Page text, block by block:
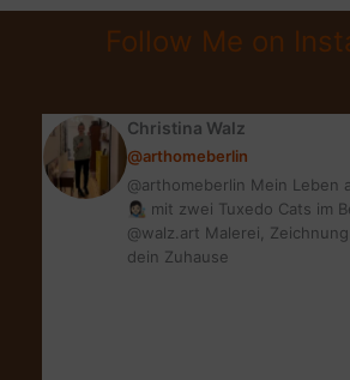
2016
10
Follow Me on
Christina Walz
@arthomeberlin
@arthomeberlin Mein Leben
👩🏻‍🎨 mit zwei Tuxedo Cats im
@walz.art Malerei,
dein Zuhause